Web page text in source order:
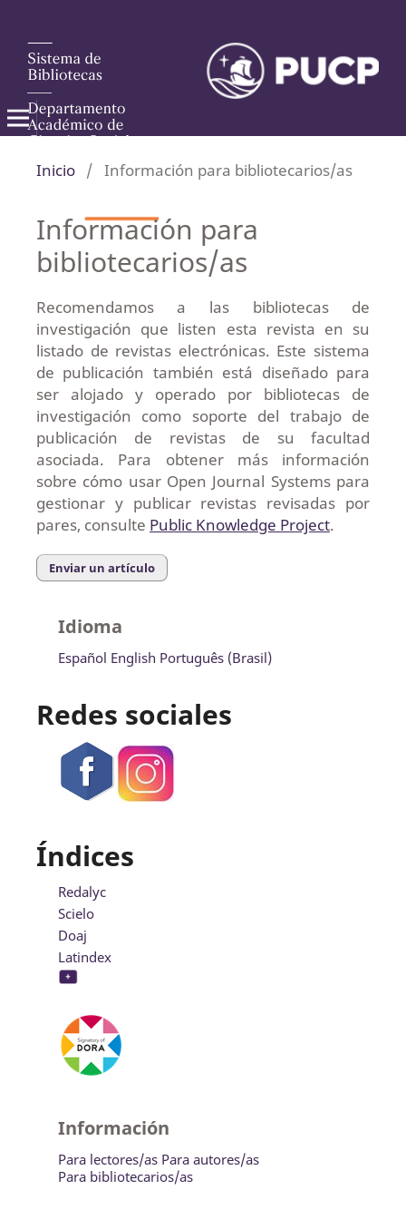
Inicio / Información para bibliotecarios/as
Información para
bibliotecarios/as
Recomendamos a las bibliotecas de
investigación que listen esta revista en su
listado de revistas electrónicas. Este sistema
de publicación también está diseñado para
ser alojado y operado por bibliotecas de
investigación como soporte del trabajo de
publicación de revistas de su facultad
asociada. Para obtener más información
sobre cómo usar Open Journal Systems para
gestionar y publicar revistas revisadas por
pares, consulte Public Knowledge Project.
Enviar un artículo
Idioma
Español English Português (Brasil)
Redes sociales
Índices
Redalyc
Scielo
Doaj
Latindex
Información
Para lectores/as Para autores/as
Para bibliotecarios/as